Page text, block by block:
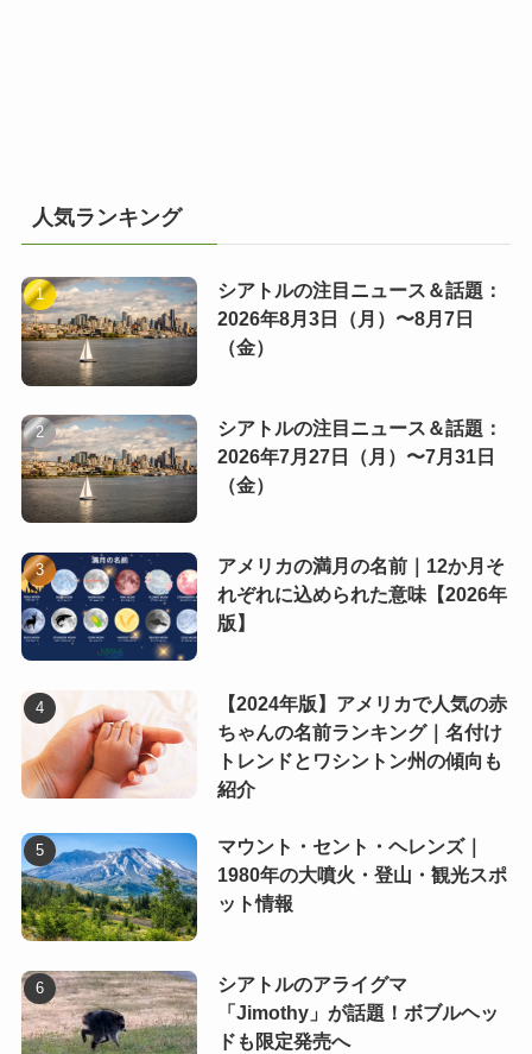
人気ランキング
シアトルの注目ニュース＆話題：
2026年8月3日（月）〜8月7日
（金）
シアトルの注目ニュース＆話題：
2026年7月27日（月）〜7月31日
（金）
アメリカの満月の名前｜12か月そ
れぞれに込められた意味【2026年
版】
【2024年版】アメリカで人気の赤
ちゃんの名前ランキング｜名付け
トレンドとワシントン州の傾向も
紹介
マウント・セント・ヘレンズ｜
1980年の大噴火・登山・観光スポ
ット情報
シアトルのアライグマ
「Jimothy」が話題！ボブルヘッ
ドも限定発売へ